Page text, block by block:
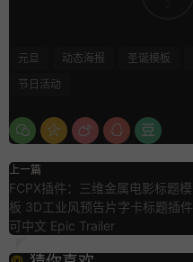
元旦 动态海报 圣诞模板
节日活动
上一篇
FCPX插件：三维金属电影标题模
板 3D工业风预告片字卡标题插件
可中文 Epic Trailer